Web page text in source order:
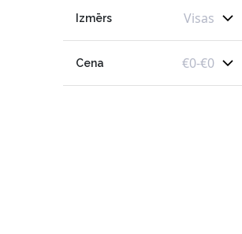
Izmērs Visas
Cena €0-€0